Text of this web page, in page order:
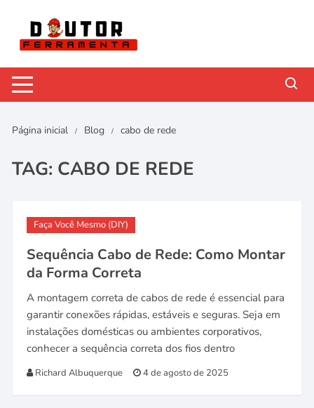
Página inicial Blog cabo de rede
TAG: CABO DE REDE
Faça Você Mesmo (DIY)
Sequência Cabo de Rede: Como Montar
da Forma Correta
A montagem correta de cabos de rede é essencial para
garantir conexões rápidas, estáveis e seguras. Seja em
instalações domésticas ou ambientes corporativos,
conhecer a sequência correta dos fios dentro
Richard Albuquerque 4 de agosto de 2025